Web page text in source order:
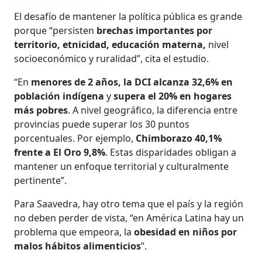
El desafío de mantener la política pública es grande
porque “persisten brechas importantes por
territorio, etnicidad, educación materna, nivel
socioeconómico y ruralidad”, cita el estudio.
“En menores de 2 años, la DCI alcanza 32,6% en
población indígena ysupera el 20% en hogares
más pobres. A nivel geográfico, la diferencia entre
provincias puede superar los 30 puntos
porcentuales. Por ejemplo, Chimborazo 40,1%
frente a El Oro 9,8%. Estas disparidades obligan a
mantener un enfoque territorial y culturalmente
pertinente”.
Para Saavedra, hay otro tema que el país y la región
no deben perder de vista, “en América Latina hay un
problema que empeora, laobesidad en niños por
malos hábitos alimenticios”.